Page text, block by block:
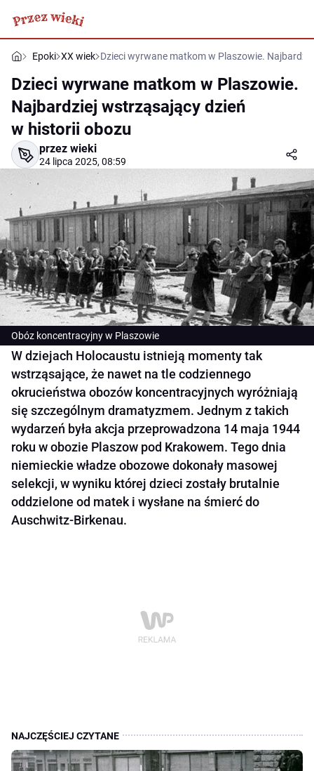
Epoki XX wiek Dzieci wyrwane matkom w Plaszowie.
Dzieci wyrwane matkom w Plaszowie.
Najbardziej wstrząsający dzień
w historii obozu
przez wieki
24 lipca 2025, 08:59
Obóz koncentracyjny w Plaszowie
W dziejach Holocaustu istnieją momenty tak
wstrząsające, że nawet na tle codziennego
okrucieństwa obozów koncentracyjnych wyróżniają
się szczególnym dramatyzmem. Jednym z takich
wydarzeń była akcja przeprowadzona 14 maja 1944
roku w obozie Plaszow pod Krakowem. Tego dnia
niemieckie władze obozowe dokonały masowej
selekcji, w wyniku której dzieci zostały brutalnie
oddzielone od matek i wysłane na śmierć do
Auschwitz-Birkenau.